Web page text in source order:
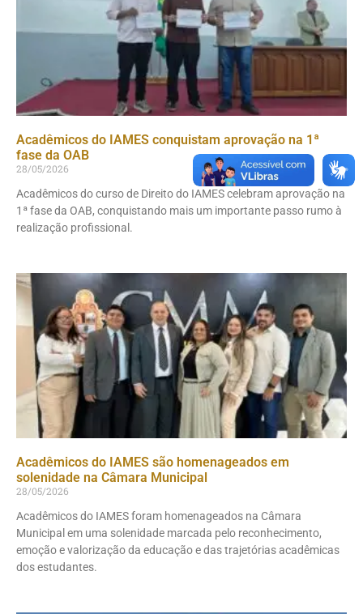
Acadêmicos do IAMES conquistam aprovação na 1ª
fase da OAB
28/05/2026
Acadêmicos do curso de Direito do IAMES celebram aprovação na
1ª fase da OAB, conquistando mais um importante passo rumo à
realização profissional.
Acadêmicos do IAMES são homenageados em
solenidade na Câmara Municipal
28/05/2026
Acadêmicos do IAMES foram homenageados na Câmara
Municipal em uma solenidade marcada pelo reconhecimento,
emoção e valorização da educação e das trajetórias acadêmicas
dos estudantes.